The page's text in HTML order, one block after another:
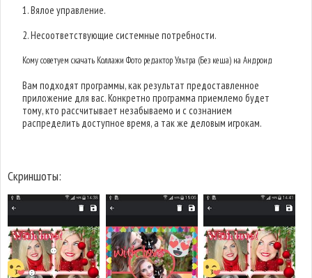
1. Вялое управление.
2. Несоответствующие системные потребности.
Кому советуем скачать Коллажи Фото редактор Ультра (Без кеша) на Андроид
Вам подходят программы, как результат предоставленное
приложение для вас. Конкретно программа приемлемо будет
тому, кто рассчитывает незабываемо и с сознанием
распределить доступное время, а так же деловым игрокам.
Скриншоты: